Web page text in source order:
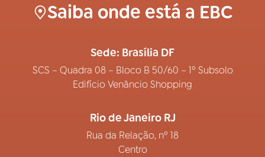
Saiba onde está a EBC
Sede: Brasília DF
SCS – Quadra 08 – Bloco B 50/60 – 1º Subsolo
Edifício Venâncio Shopping
Rio de Janeiro RJ
Rua da Relação, nº 18
Centro